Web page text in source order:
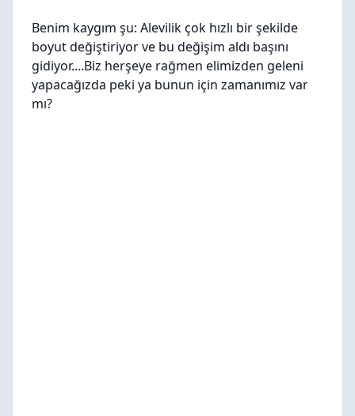
Benim kaygım şu: Alevilik çok hızlı bir şekilde
boyut değiştiriyor ve bu değişim aldı başını
gidiyor....Biz herşeye rağmen elimizden geleni
yapacağızda peki ya bunun için zamanımız var
mı?